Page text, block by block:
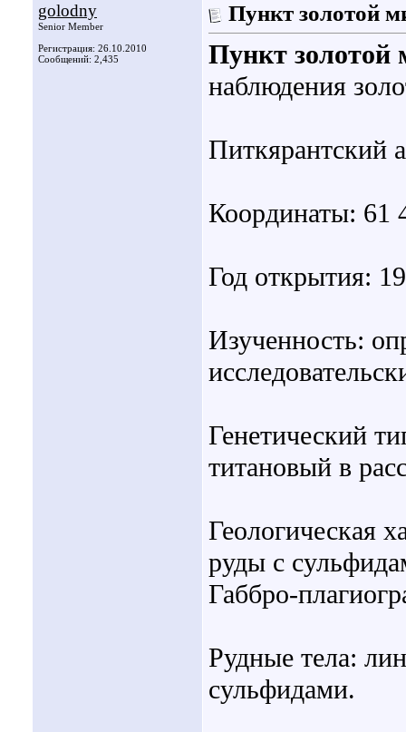
golodny
Senior Member
Регистрация: 26.10.2010
Сообщений: 2,435
Пункт золотой
Пункт золотой
наблюдения
Питкярантский
Координаты: 61
Год открытия:
Изученность:
Генетический
титановый в
Геологическая
руды с
Габбро-
Рудные тела:
сульфидами.